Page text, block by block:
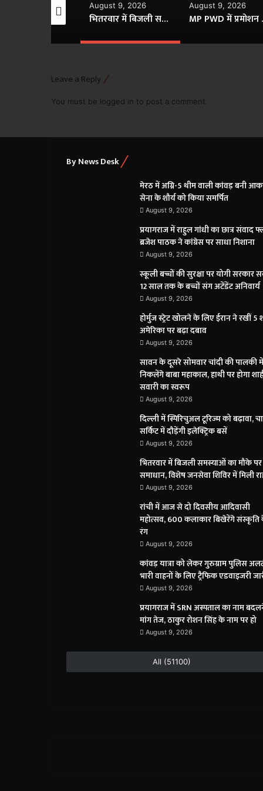
August 9, 2026
MP PWD में प्रमोशन फाइलों में हेराफेरी का आरोप, PS सुखवीर सिंह ने SO दयानंद उपाध्याय को हटाया
August 9, 2026
Amrit Bharat
Leave a Reply
You must be logged in to post a comment.
By News Desk
मेरठ में अग्नि-5 थीम वाली कांवड़ बनी
सेना के शौर्य को किया समर्पित
August 9, 2026
प्रयागराज में राहुल गांधी का छात्र संवाद
ब्रजेश पाठक ने कांग्रेस पर साधा निशाना
August 9, 2026
स्कूली बच्चों की सुरक्षा पर योगी सरकार
12 साल तक के बच्चों संग अटेंडेंट अनिवार्य
August 9, 2026
होर्मुज स्ट्रेट खोलने के लिए ईरान ने रखीं 5
अमेरिका पर बढ़ा दबाव
August 9, 2026
सावन के दूसरे सोमवार चांदी की पालकी में
निकलेंगे बाबा महाकाल, हाथी पर होगा
सवारी का स्वरूप
August 9, 2026
दिल्ली में स्पिरिचुअल टूरिज्म को बढ़ावा,
सर्किट में दौड़ेंगी इलेक्ट्रिक बसें
August 9, 2026
भितरवार में बिजली समस्याओं का मौके पर
समाधान, विशेष जनसेवा शिविर में मिली
August 9, 2026
रांची में आज से दो दिवसीय आदिवासी
महोत्सव, 600 कलाकार बिखेरेंगे
रंग
August 9, 2026
कांवड़ यात्रा को लेकर गुरुग्राम पुलिस
भारी वाहनों के लिए ट्रैफिक एडवाइजरी
August 9, 2026
प्रयागराज में SRN अस्पताल का नाम
मांग तेज, ठाकुर रोशन सिंह के नाम पर हो
August 9, 2026
All (51100)